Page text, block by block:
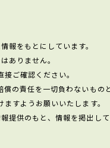
報をもとにしています。
ありません。
ご確認ください。
の責任を一切負わないものと
すようお願いいたします。
提供のもと、情報を掲出して